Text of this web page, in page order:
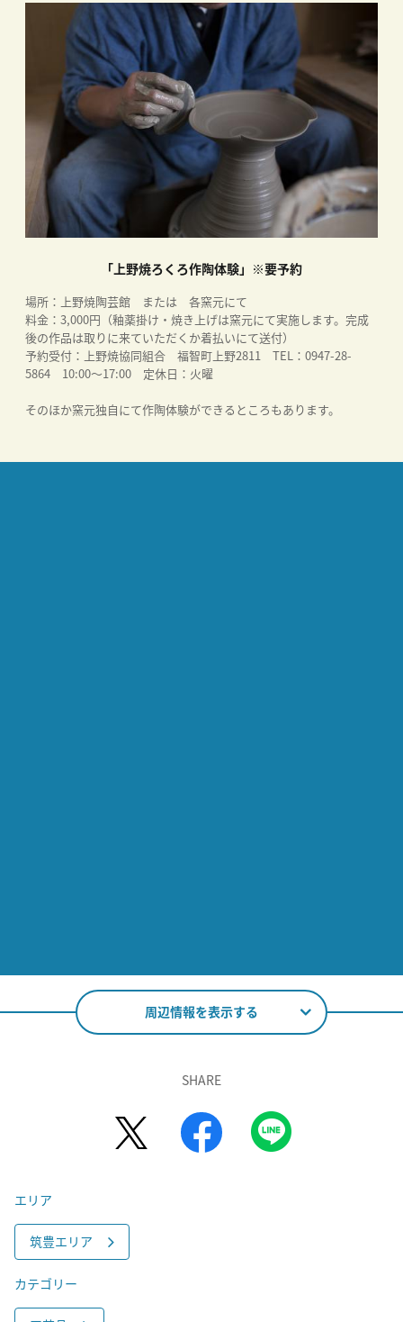
「上野焼ろくろ作陶体験」※要予約
場所：上野焼陶芸館 または 各窯元にて
料金：3,000円（釉薬掛け・焼き上げは窯元にて実施します。完成
後の作品は取りに来ていただくか着払いにて送付）
予約受付：上野焼協同組合 福智町上野2811 TEL：0947-28-
5864 10:00～17:00 定休日：火曜
そのほか窯元独自にて作陶体験ができるところもあります。
周辺情報を表示する
SHARE
エリア
筑豊エリア
カテゴリー